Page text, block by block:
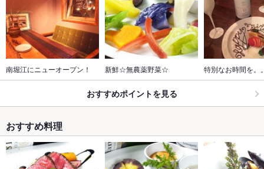
南堀江にニューオープン！ 新鮮☆無農薬野菜☆ 特別なお時間を。
おすすめポイントを見る
おすすめ料理